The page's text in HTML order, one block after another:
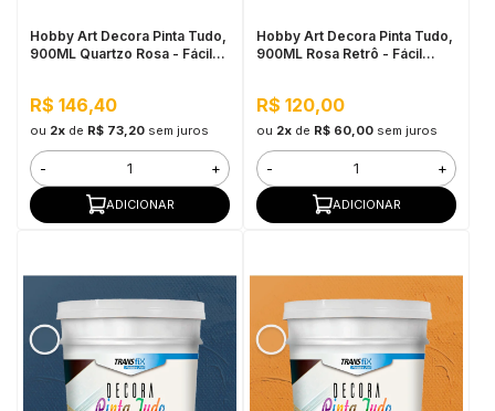
Hobby Art Decora Pinta Tudo,
900ML Quartzo Rosa - Fácil
R$ 146,40
ou 2xde R$ 73,20 sem juros
- +
ADICIONAR
Hobby Art Decora Pinta Tudo,
900ML Rosa Retrô - Fácil
R$ 120,00
ou 2xde R$ 60,00 sem juros
- +
ADICIONAR